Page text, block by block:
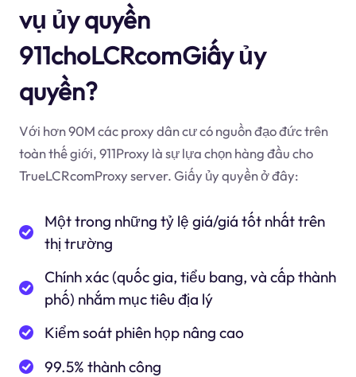
vụ ủy quyền
911choLCRcomGiấy ủy
quyền?
Với hơn 90M các proxy dân cư có nguồn đạo đức trên
toàn thế giới, 911Proxy là sự lựa chọn hàng đầu cho
TrueLCRcomProxy server. Giấy ủy quyền ở đây:
Một trong những tỷ lệ giá/giá tốt nhất trên
thị trường
Chính xác (quốc gia, tiểu bang, và cấp thành
phố) nhắm mục tiêu địa lý
Kiểm soát phiên họp nâng cao
99.5% thành công